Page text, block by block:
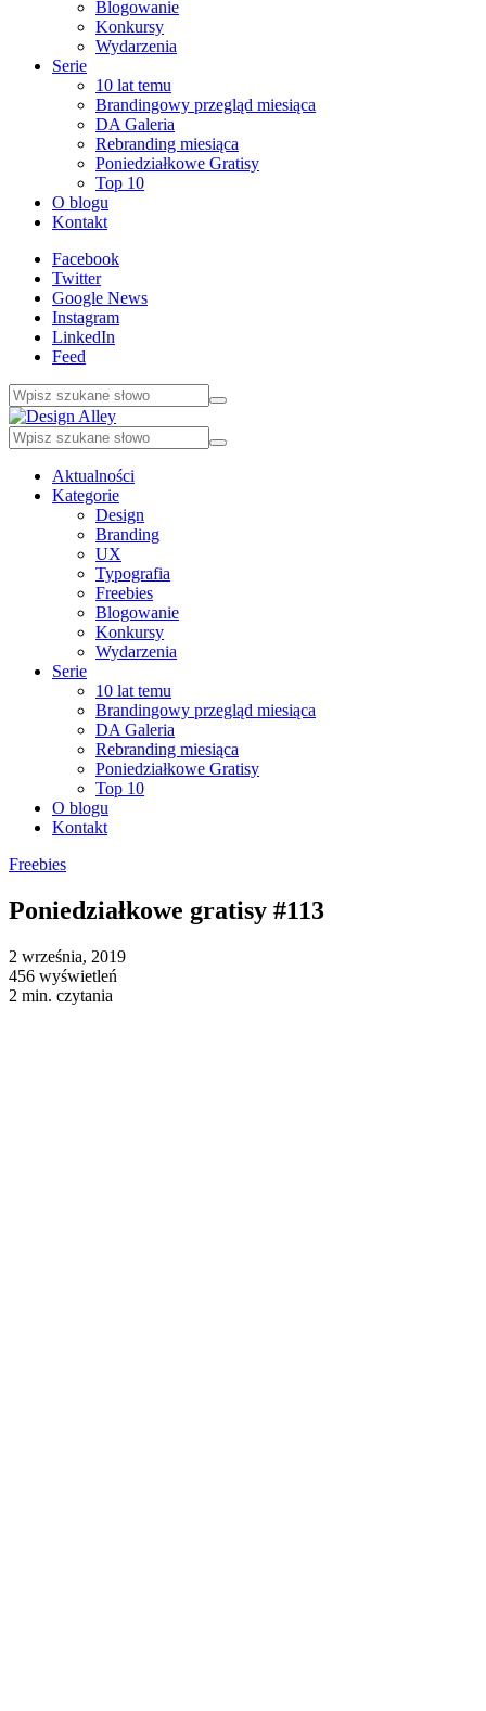
Blogowanie
Konkursy
Wydarzenia
Serie
10 lat temu
Brandingowy przegląd miesiąca
DA Galeria
Rebranding miesiąca
Poniedziałkowe Gratisy
Top 10
O blogu
Kontakt
Facebook
Twitter
Google News
Instagram
LinkedIn
Feed
Aktualności
Kategorie
Design
Branding
UX
Typografia
Freebies
Blogowanie
Konkursy
Wydarzenia
Serie
10 lat temu
Brandingowy przegląd miesiąca
DA Galeria
Rebranding miesiąca
Poniedziałkowe Gratisy
Top 10
O blogu
Kontakt
Freebies
Poniedziałkowe gratisy #113
2 września, 2019
456 wyświetleń
2 min. czytania